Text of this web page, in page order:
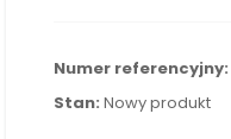
Numer referencyjny:
Stan: Nowy produkt